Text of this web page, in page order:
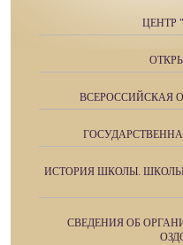
ЦЕНТР
ВСЕРОССИЙСКАЯ
ИСТОРИЯ ШКОЛЫ.
СВЕДЕНИЯ ОБ